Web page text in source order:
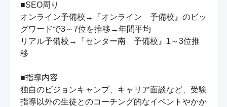
■SEO周り
オンライン予備校→『オンライン　予備校』のビッ
グワードで3～7位を推移→年間平均
リアル予備校→『センター南　予備校』1～3位推
移
■指導内容
独自のビジョンキャンプ、キャリア面談など、受験
指導以外の生徒とのコーチング的なイベントやかか